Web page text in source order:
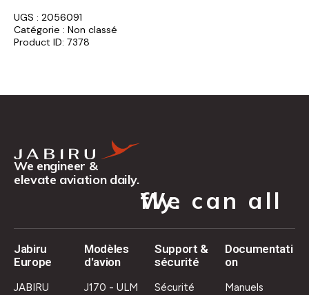
UGS : 2056091
Catégorie : Non classé
Product ID: 7378
We engineer &
elevate aviation daily.
We can all fly.
Jabiru
Europe
JABIRU
Modèles
d'avion
J170 - ULM
Support &
sécurité
Sécurité
Documentati
on
Manuels